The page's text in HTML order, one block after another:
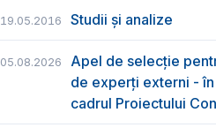
19.05.2016 Studii și analize
05.08.2026
Apel de selecție
de experți externi -
cadrul Proiectului